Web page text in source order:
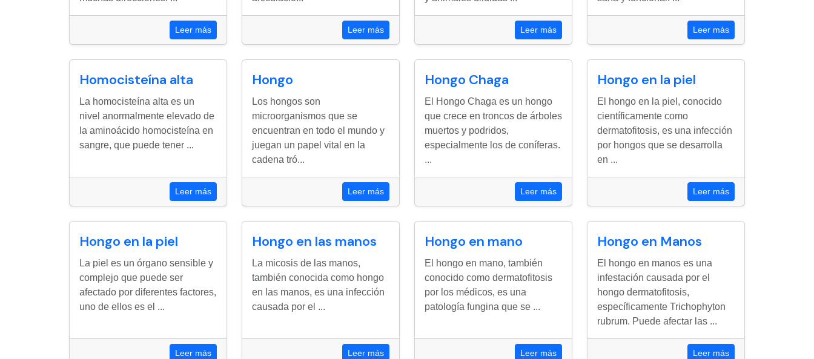
Leer más Leer más Leer más Leer más
Homocisteína alta
La homocisteína alta es un
nivel anormalmente elevado de
la aminoácido homocisteína en
sangre, que puede tener ...
Leer más
Hongo
Los hongos son
microorganismos que se
encuentran en todo el mundo y
juegan un papel vital en la
cadena tró...
Leer más
Hongo Chaga
El Hongo Chaga es un hongo
que crece en troncos de árboles
muertos y podridos,
especialmente los de coníferas.
...
Leer más
Hongo en la piel
El hongo en la piel, conocido
científicamente como
dermatofitosis, es una infección
por hongos que se desarrolla
en ...
Leer más
Hongo en la piel
La piel es un órgano sensible y
complejo que puede ser
afectado por diferentes factores,
uno de ellos es el ...
Leer más
Hongo en las manos
La micosis de las manos,
también conocida como hongo
en las manos, es una infección
causada por el ...
Leer más
Hongo en mano
El hongo en mano, también
conocido como dermatofitosis
por los médicos, es una
patología fungina que se ...
Leer más
Hongo en Manos
El hongo en manos es una
infestación causada por el
hongo dermatofitosis,
específicamente Trichophyton
rubrum. Puede afectar las ...
Leer más